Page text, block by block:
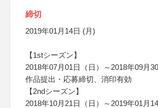
締切
2019年01月14日 (月)
【1stシーズン】
2018年07月01日（日）～2018年09月
作品提出・応募締切、消印有効
【2ndシーズン】
2018年10月21日（日）～2019年01月14